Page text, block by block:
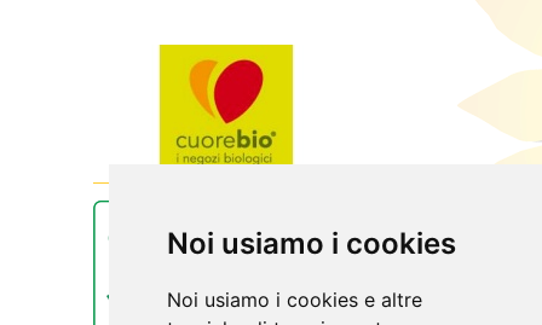
Noi usiamo i cookies
Noi usiamo i cookies e altre